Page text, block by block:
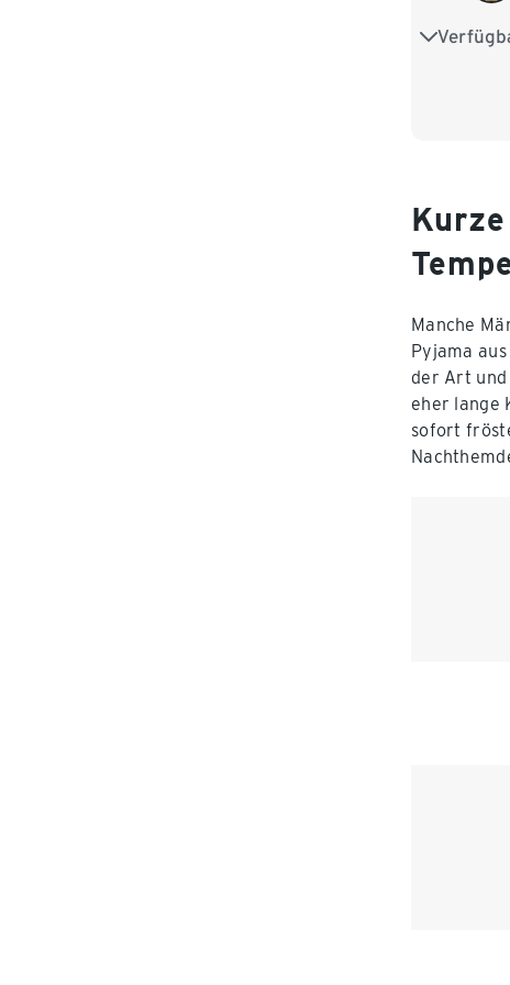
S 44/46
Manche
Pyjama
der Art und
eher lange
sofort